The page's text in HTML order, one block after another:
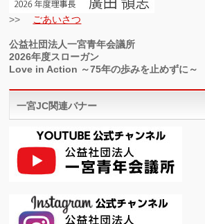
>> ごあいさつ
公益社団法人一宮青年会議所
2026年度スローガン
Love in Action ～75年の歩みを止めずに～
一宮JC関連バナー